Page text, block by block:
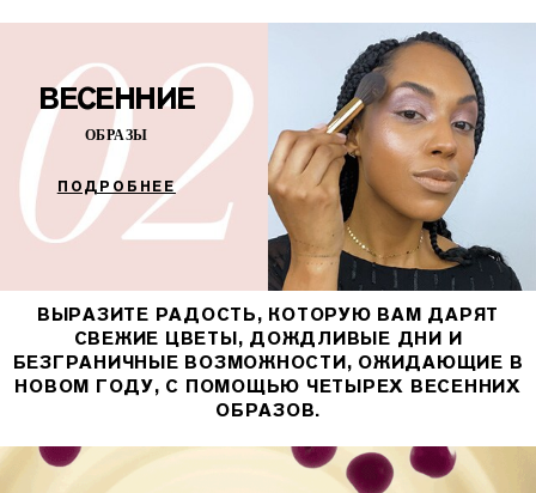
ВЕСЕННИЕ
ОБРАЗЫ
ПОДРОБНЕЕ
ВЫРАЗИТЕ РАДОСТЬ, КОТОРУЮ ВАМ ДАРЯТ
СВЕЖИЕ ЦВЕТЫ, ДОЖДЛИВЫЕ ДНИ И
БЕЗГРАНИЧНЫЕ ВОЗМОЖНОСТИ, ОЖИДАЮЩИЕ В
НОВОМ ГОДУ, С ПОМОЩЬЮ ЧЕТЫРЕХ ВЕСЕННИХ
ОБРАЗОВ.